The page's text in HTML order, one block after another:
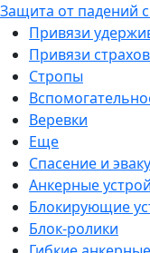
Защита от падений
Привязи
Привязи
Стропы
Веревки
Еще
Спасение и
Анкерные
Блокирующие
Блок-ролики